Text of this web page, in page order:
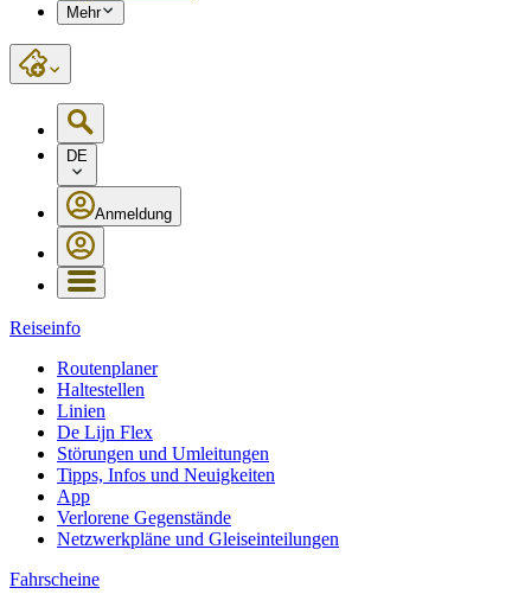
Mehr
DE
Anmeldung
Reiseinfo
Routenplaner
Haltestellen
Linien
De Lijn Flex
Störungen und Umleitungen
Tipps, Infos und Neuigkeiten
App
Verlorene Gegenstände
Netzwerkpläne und Gleiseinteilungen
Fahrscheine